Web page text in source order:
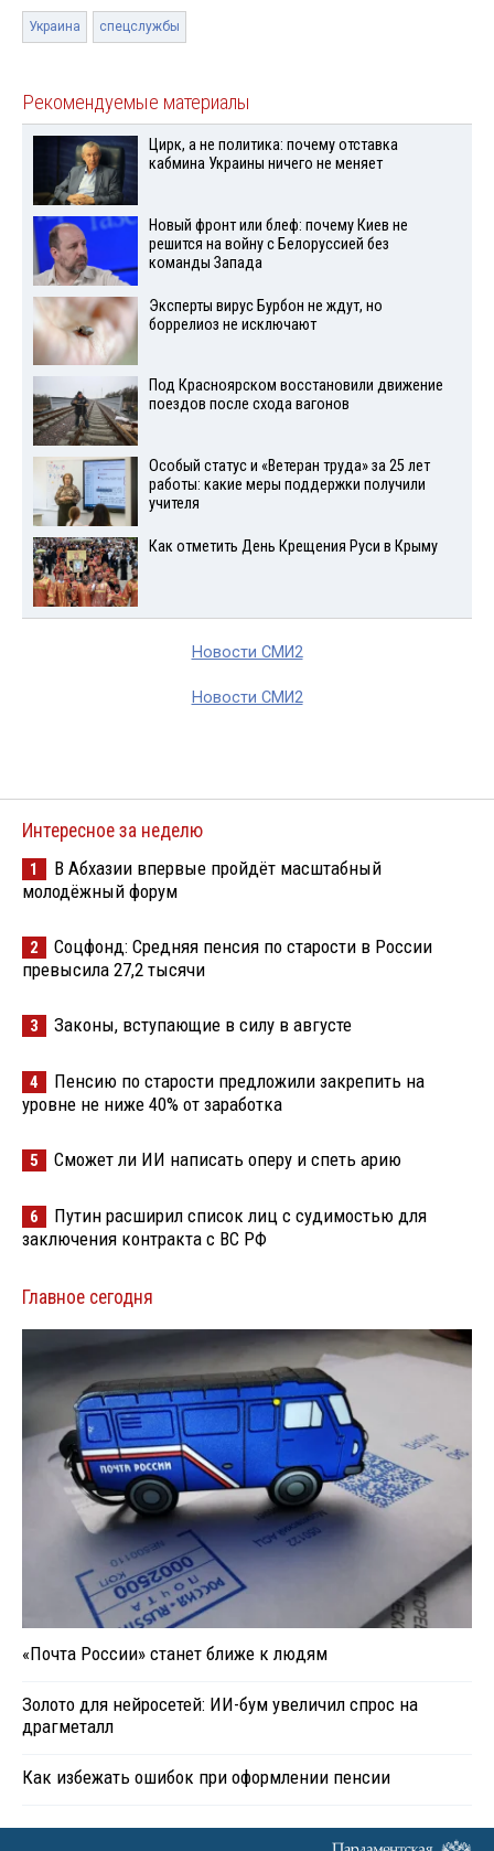
Украина спецслужбы
Рекомендуемые материалы
Цирк, а не политика: почему отставка
кабмина Украины ничего не меняет
Новый фронт или блеф: почему Киев не
решится на войну с Белоруссией без
команды Запада
Эксперты вирус Бурбон не ждут, но
боррелиоз не исключают
Под Красноярском восстановили движение
поездов после схода вагонов
Особый статус и «Ветеран труда» за 25 лет
работы: какие меры поддержки получили
учителя
Как отметить День Крещения Руси в Крыму
Новости СМИ2
Новости СМИ2
Интересное за неделю
1
В Абхазии впервые пройдёт масштабный
молодёжный форум
2
Соцфонд: Средняя пенсия по старости в России
превысила 27,2 тысячи
3 Законы, вступающие в силу в августе
4
Пенсию по старости предложили закрепить на
уровне не ниже 40% от заработка
5 Сможет ли ИИ написать оперу и спеть арию
6
Путин расширил список лиц с судимостью для
заключения контракта с ВС РФ
Главное сегодня
«Почта России» станет ближе к людям
Золото для нейросетей: ИИ-бум увеличил спрос на
драгметалл
Как избежать ошибок при оформлении пенсии